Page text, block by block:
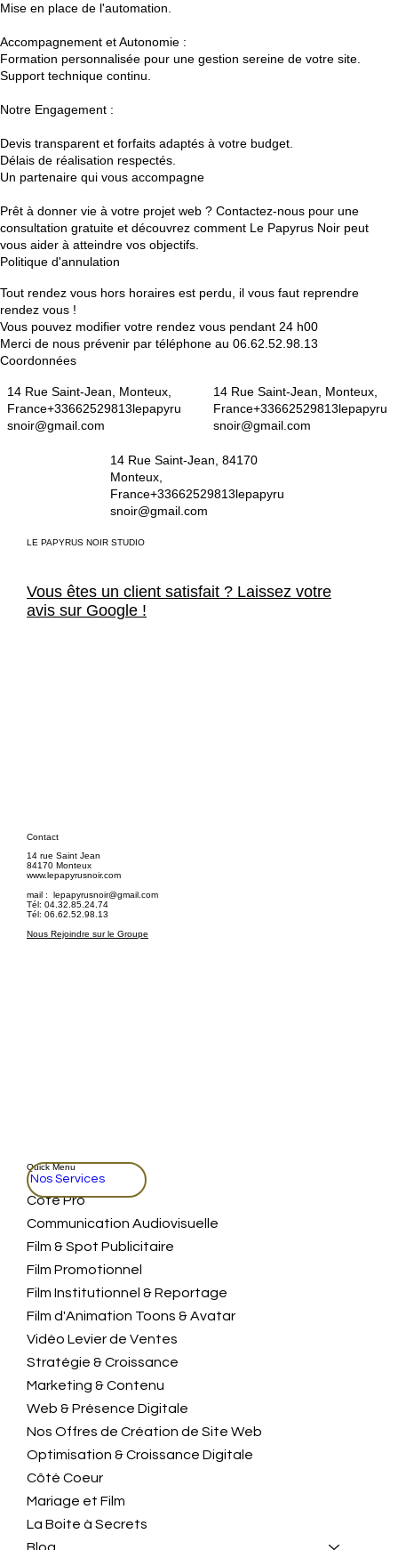
Mise en place de l'automation.
Accompagnement et Autonomie :
Formation personnalisée pour une gestion sereine de votre site.
Support technique continu.
Notre Engagement :
Devis transparent et forfaits adaptés à votre budget.
Délais de réalisation respectés.
Un partenaire qui vous accompagne
Prêt à donner vie à votre projet web ? Contactez-nous pour une
consultation gratuite et découvrez comment Le Papyrus Noir peut
Politique d'annulation
Tout rendez vous hors horaires est perdu, il vous faut reprendre
rendez vous !
Vous pouvez modifier votre rendez vous pendant 24 h00
Coordonnées
14 Rue Saint-Jean, Monteux,
France+33662529813lepapyru
snoir@gmail.com
14 Rue Saint-Jean, Monteux,
France+33662529813lepapyru
snoir@gmail.com
14 Rue Saint-Jean, 84170
Monteux,
France+33662529813lepapyru
snoir@gmail.com
LE PAPYRUS NOIR STUDIO
Vous êtes un client satisfait ? Laissez votre
avis sur Google !
Contact
14 rue Saint Jean
84170 Monteux
www.lepapyrusnoir.com
mail : lepapyrusnoir@gmail.com
Tél: 04.32.85.24.74
Tél: 06.62.52.98.13
Nous Rejoindre sur le Groupe
Quick Menu
Coté Pro
Communication Audiovisuelle
Film & Spot Publicitaire
Film Promotionnel
Film Institutionnel & Reportage
Film d'Animation Toons & Avatar
Vidéo Levier de Ventes
Stratégie & Croissance
Marketing & Contenu
Web & Présence Digitale
Nos Offres de Création de Site Web
Optimisation & Croissance Digitale
Côté Coeur
Mariage et Film
La Boite à Secrets
Nos Services